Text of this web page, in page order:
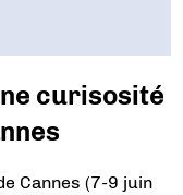
curisosité
Cannes (7-9 juin